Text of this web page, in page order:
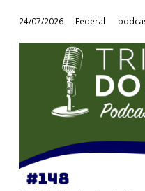
PodCast Tributo do
O conteúdo fisco-
especialistas na área,
24/07/2026 Federal